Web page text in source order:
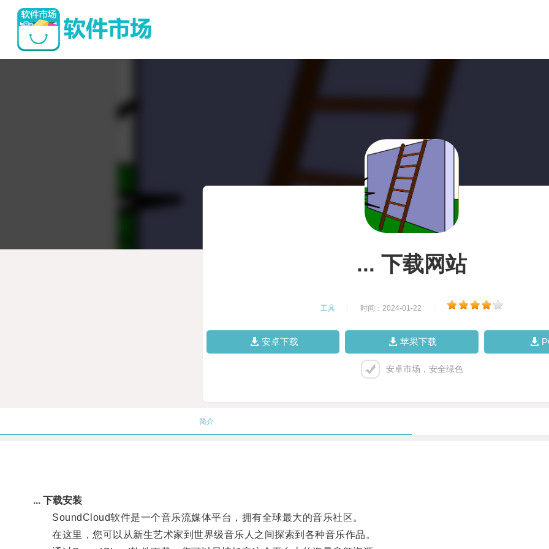
... 下载网站
工具 时间：2024-01-22
安卓下载 苹果下载
安卓市场，安全绿色
简介
... 下载安装
SoundCloud软件是一个音乐流媒体平台，拥有全球最大的音乐社区。
在这里，您可以从新生艺术家到世界级音乐人之间探索到各种音乐作品。